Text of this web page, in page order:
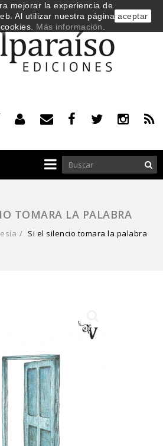
TOMARA LA PALABRA
/ Si el silencio tomara la palabra
mejorar la experiencia de
Al utilizar nuestra página
Más información
aceptar